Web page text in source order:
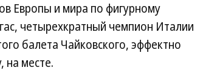
Европы и мира по фигурному
четырехкратный чемпион Италии
балета Чайковского, эффектно
на месте.